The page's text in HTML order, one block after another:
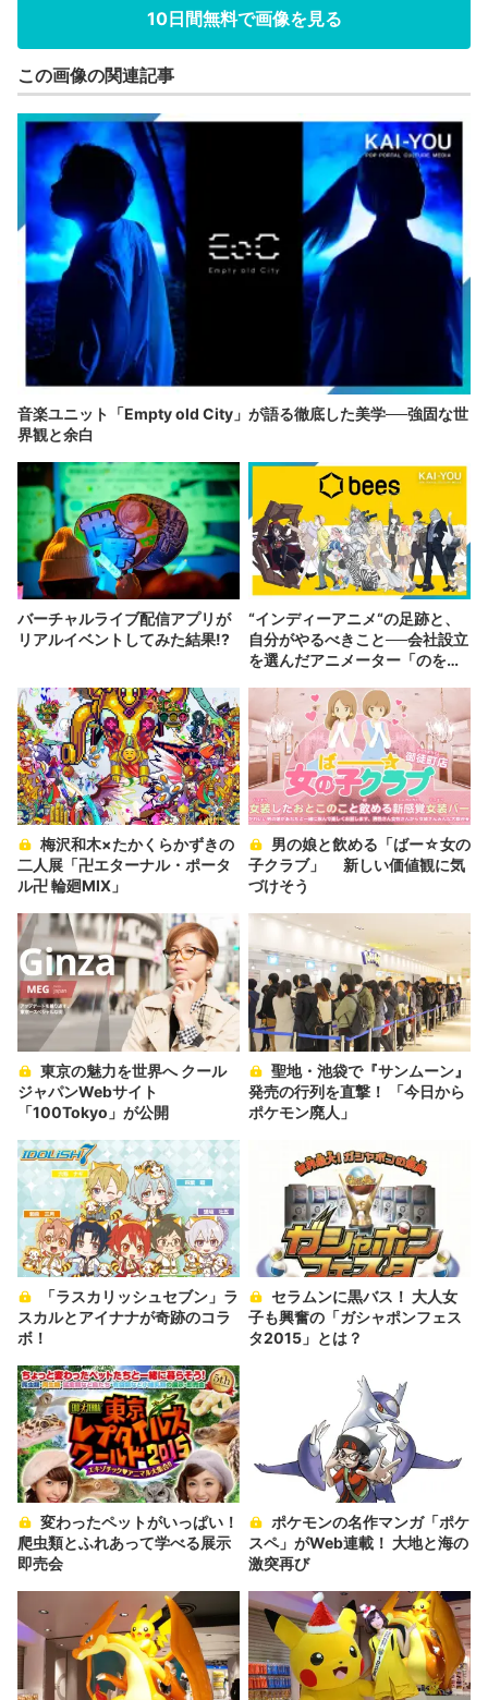
10日間無料で画像を見る
この画像の関連記事
音楽ユニット「Empty old City」が語る徹底した美学──強固な世
界観と余白
バーチャルライブ配信アプリが
リアルイベントしてみた結果!?
“インディーアニメ“の足跡と、
自分がやるべきこと──会社設立
を選んだアニメーター「のを
二人展「卍エターナル・ポータ
ル卍 輪廻MIX」
子クラブ」 新しい価値観に気
づけそう
ジャパンWebサイト
「100Tokyo」が公開
発売の行列を直撃！ 「今日から
ポケモン廃人」
スカルとアイナナが奇跡のコラ
ボ！
子も興奮の「ガシャポンフェス
タ2015」とは？
爬虫類とふれあって学べる展示
即売会
スペ」がWeb連載！ 大地と海の
激突再び